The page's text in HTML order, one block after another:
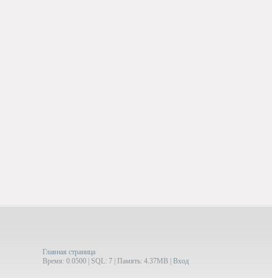
Главная страница
Время: 0.0500 | SQL: 7 | Память: 4.37MB Вход